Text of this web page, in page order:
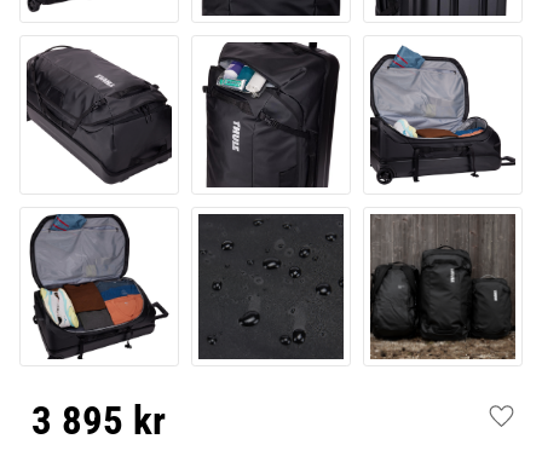
3 895 kr